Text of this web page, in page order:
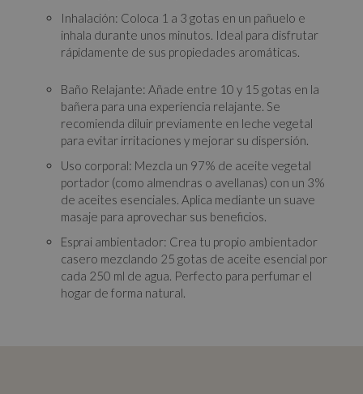
Inhalación: Coloca 1 a 3 gotas en un pañuelo e
inhala durante unos minutos. Ideal para disfrutar
rápidamente de sus propiedades aromáticas.
Baño Relajante: Añade entre 10 y 15 gotas en la
bañera para una experiencia relajante. Se
recomienda diluir previamente en leche vegetal
para evitar irritaciones y mejorar su dispersión.
Uso corporal: Mezcla un 97% de aceite vegetal
portador (como almendras o avellanas) con un 3%
de aceites esenciales. Aplica mediante un suave
masaje para aprovechar sus beneficios.
Esprai ambientador: Crea tu propio ambientador
casero mezclando 25 gotas de aceite esencial por
cada 250 ml de agua. Perfecto para perfumar el
hogar de forma natural.